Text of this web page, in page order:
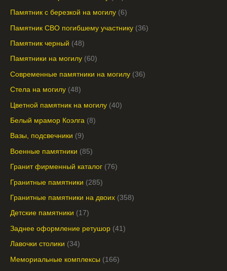
Памятник с березкой на могилу 6
Памятник СВО погибшему участнику 36
Памятник черный 48
Памятники на могилу 60
Современные памятники на могилу 36
Стела на могилу 48
Цветной памятник на могилу 40
Белый мрамор Коэлга 8
Вазы, подсвечники 9
Военные памятники 85
Гранит фирменный каталог 76
Гранитные памятники 285
Гранитные памятники на двоих 358
Детские памятники 17
Заднее оформление ретушор 41
Лавочки столики 34
Мемориальные комплексы 166